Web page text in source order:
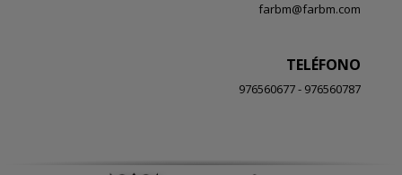
farbm@farbm.com
TELÉFONO
976560677 - 976560787